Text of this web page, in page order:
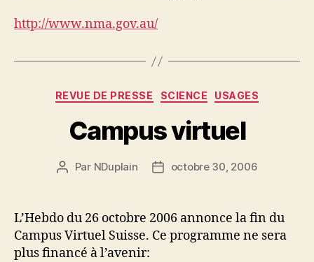
http://www.nma.gov.au/
Catégories
REVUE DE PRESSE SCIENCE USAGES
Campus virtuel
Auteur
Par NDuplain
Dateoctobre 30, 2006
L’Hebdo du 26 octobre 2006 annonce la fin du
Campus Virtuel Suisse. Ce programme ne sera
plus financé à l’avenir: